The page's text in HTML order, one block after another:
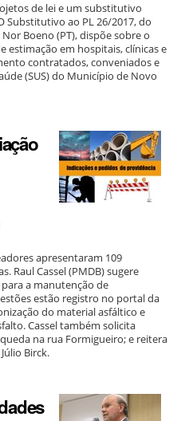
de lei e um substitutivo
Substitutivo ao PL 26/2017, do
Boeno (PT), dispõe sobre o
estimação em hospitais, clínicas e
contratados, conveniados e
(SUS) do Município de Novo
apresentaram 109
Raul Cassel (PMDB) sugere
a manutenção de
estão registro no portal da
do material asfáltico e
Cassel também solicita
na rua Formigueiro; e reitera
Birck.